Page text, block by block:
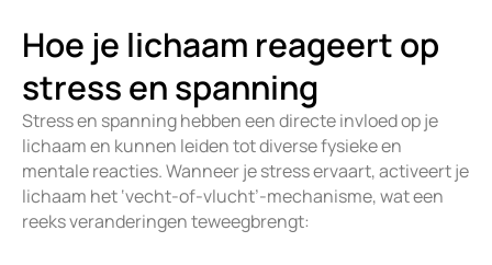
Hoe je lichaam reageert op
stress en spanning
Stress en spanning hebben een directe invloed op je
lichaam en kunnen leiden tot diverse fysieke en
mentale reacties. Wanneer je stress ervaart, activeert je
lichaam het ‘vecht-of-vlucht’-mechanisme, wat een
reeks veranderingen teweegbrengt: